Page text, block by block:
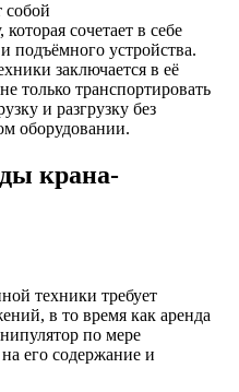
собой
сочетает в себе
подъёмного устройства.
заключается в её
только транспортировать
и разгрузку без
оборудовании.
крана-
техники требует
в то время как аренда
по мере
его содержание и